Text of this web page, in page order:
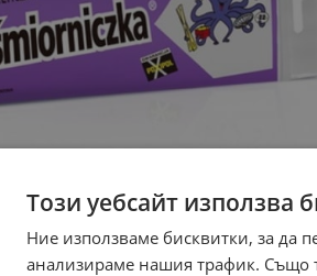
Този уебсайт използва
Ние използваме бисквитки, за да
анализираме нашия трафик. Също